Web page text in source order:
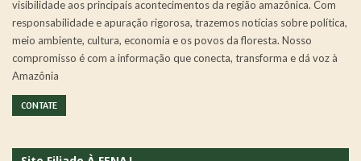
visibilidade aos principais acontecimentos da região amazônica. Com
responsabilidade e apuração rigorosa, trazemos notícias sobre política,
meio ambiente, cultura, economia e os povos da floresta. Nosso
compromisso é com a informação que conecta, transforma e dá voz à
Amazônia
CONTATE